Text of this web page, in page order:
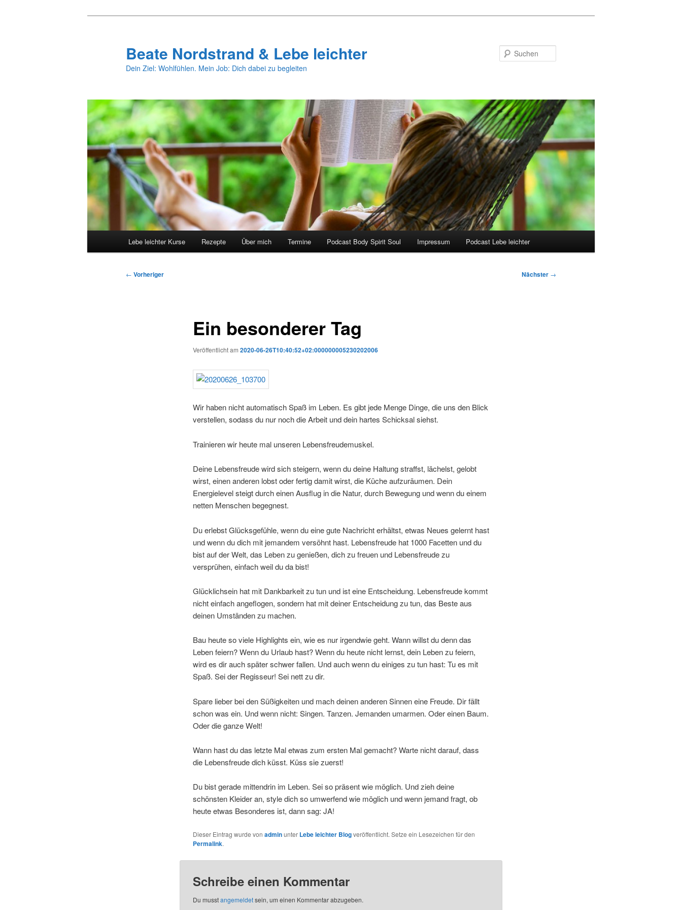
Beate Nordstrand & Lebe leichter
Dein Ziel: Wohlfühlen. Mein Job: Dich dabei zu begleiten
Lebe leichter Kurse Rezepte Über mich Termine Podcast Body Spirit Soul Impressum Podcast Lebe leichter
Beitragsnavigation
← Vorheriger Nächster →
Ein besonderer Tag
Veröffentlicht am 2020-06-26T10:40:52+02:000000005230202006
Wir haben nicht automatisch Spaß im Leben. Es gibt jede Menge Dinge, die uns den Blick
verstellen, sodass du nur noch die Arbeit und dein hartes Schicksal siehst.
Trainieren wir heute mal unseren Lebensfreudemuskel.
Deine Lebensfreude wird sich steigern, wenn du deine Haltung straffst, lächelst, gelobt
wirst, einen anderen lobst oder fertig damit wirst, die Küche aufzuräumen. Dein
Energielevel steigt durch einen Ausflug in die Natur, durch Bewegung und wenn du einem
netten Menschen begegnest.
Du erlebst Glücksgefühle, wenn du eine gute Nachricht erhältst, etwas Neues gelernt hast
und wenn du dich mit jemandem versöhnt hast. Lebensfreude hat 1000 Facetten und du
bist auf der Welt, das Leben zu genießen, dich zu freuen und Lebensfreude zu
versprühen, einfach weil du da bist!
Glücklichsein hat mit Dankbarkeit zu tun und ist eine Entscheidung. Lebensfreude kommt
nicht einfach angeflogen, sondern hat mit deiner Entscheidung zu tun, das Beste aus
deinen Umständen zu machen.
Bau heute so viele Highlights ein, wie es nur irgendwie geht. Wann willst du denn das
Leben feiern? Wenn du Urlaub hast? Wenn du heute nicht lernst, dein Leben zu feiern,
wird es dir auch später schwer fallen. Und auch wenn du einiges zu tun hast: Tu es mit
Spaß. Sei der Regisseur! Sei nett zu dir.
Spare lieber bei den Süßigkeiten und mach deinen anderen Sinnen eine Freude. Dir fällt
schon was ein. Und wenn nicht: Singen. Tanzen. Jemanden umarmen. Oder einen Baum.
Oder die ganze Welt!
Wann hast du das letzte Mal etwas zum ersten Mal gemacht? Warte nicht darauf, dass
die Lebensfreude dich küsst. Küss sie zuerst!
Du bist gerade mittendrin im Leben. Sei so präsent wie möglich. Und zieh deine
schönsten Kleider an, style dich so umwerfend wie möglich und wenn jemand fragt, ob
heute etwas Besonderes ist, dann sag: JA!
Dieser Eintrag wurde von adminunter Lebe leichter Blogveröffentlicht. Setze ein Lesezeichen für den
Permalink.
Schreibe einen Kommentar
Du musstangemeldetsein, um einen Kommentar abzugeben.